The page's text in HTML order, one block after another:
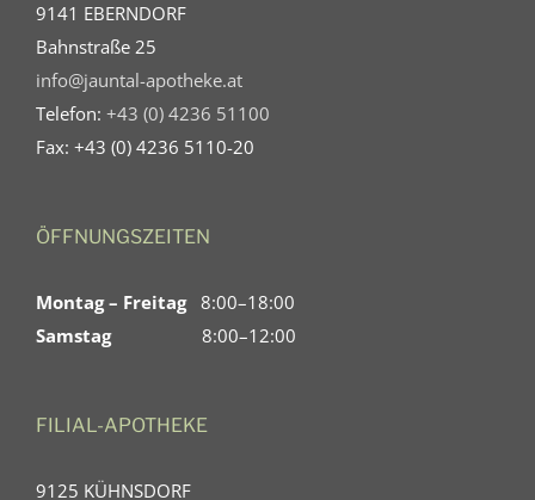
9141 EBERNDORF
Bahnstraße 25
info@jauntal-apotheke.at
Telefon: +43 (0) 4236 51100
Fax: +43 (0) 4236 5110-20
ÖFFNUNGSZEITEN
Montag – Freitag8:00–18:00
Samstag 8:00–12:00
FILIAL-APOTHEKE
9125 KÜHNSDORF